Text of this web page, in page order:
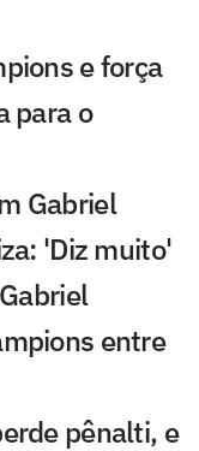
e força
para o
Gabriel
'Diz muito'
entre
pênalti, e